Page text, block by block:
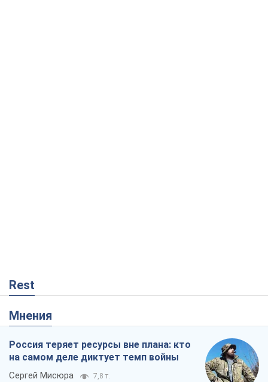
Rest
Мнения
Россия теряет ресурсы вне плана: кто
на самом деле диктует темп войны
Сергей Мисюра 7,8 т.